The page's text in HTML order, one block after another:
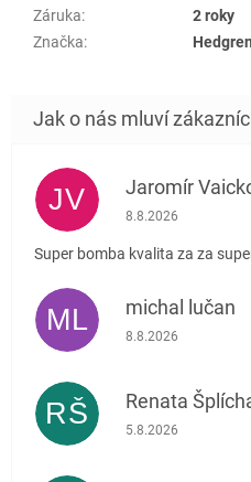
Záruka:
2 roky
Značka: Hedgren
JV Jaromír
Hodnocení
8.8.2026
Super bomba kvalita za za
ML michal lučan
Hodnocení
8.8.2026
RŠ Renata
Hodnocení
5.8.2026